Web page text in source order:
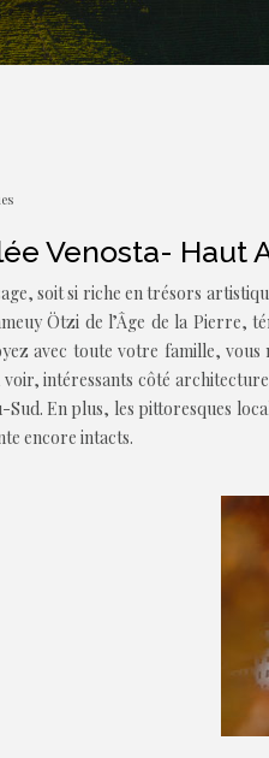
Venosta- Haut
soit si riche en trésors
Ötzi de l’Âge de la Pierre,
avec toute votre famille,
intéressants côté
En plus, les pittoresques
encore intacts.